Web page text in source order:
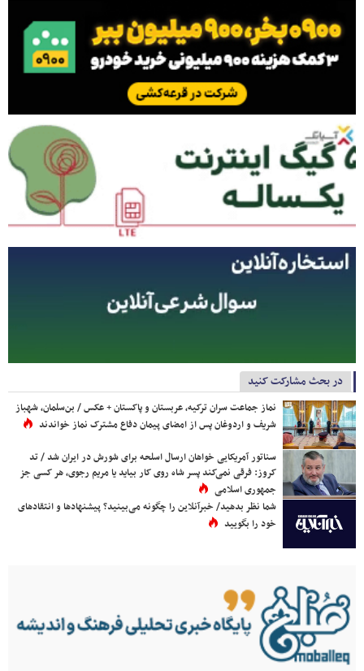
در بحث مشارکت کنید
نماز جماعت سران ترکیه، عربستان و پاکستان + عکس / بن‌سلمان، شهباز
شریف و اردوغان پس از امضای پیمان دفاع مشترک نماز خواندند
سناتور آمریکایی خواهان ارسال اسلحه برای شورش در ایران شد / تد
کروز: فرقی نمی‌کند پسر شاه روی کار بیاید یا مریم رجوی، هر کسی جز
جمهوری اسلامی
شما نظر بدهید/ خبرآنلاین را چگونه می‌بینید؟ پیشنهادها و انتقادهای
خود را بگویید